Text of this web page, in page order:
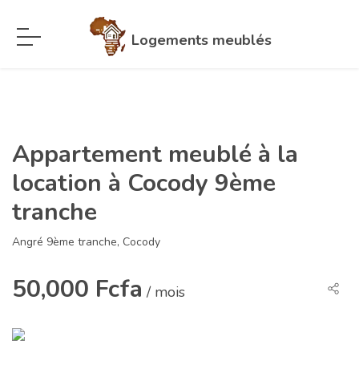
Logements meublés
Appartement meublé à la
location à Cocody 9ème
tranche
Angré 9ème tranche, Cocody
50,000 Fcfa / mois